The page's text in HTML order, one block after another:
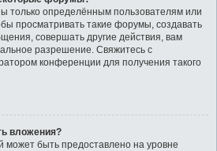
только определённым пользователям или
просматривать такие форумы, создавать
совершать другие действия, вам
разрешение. Свяжитесь с
конференции для получения такого
вложения?
может быть предоставлено на уровне